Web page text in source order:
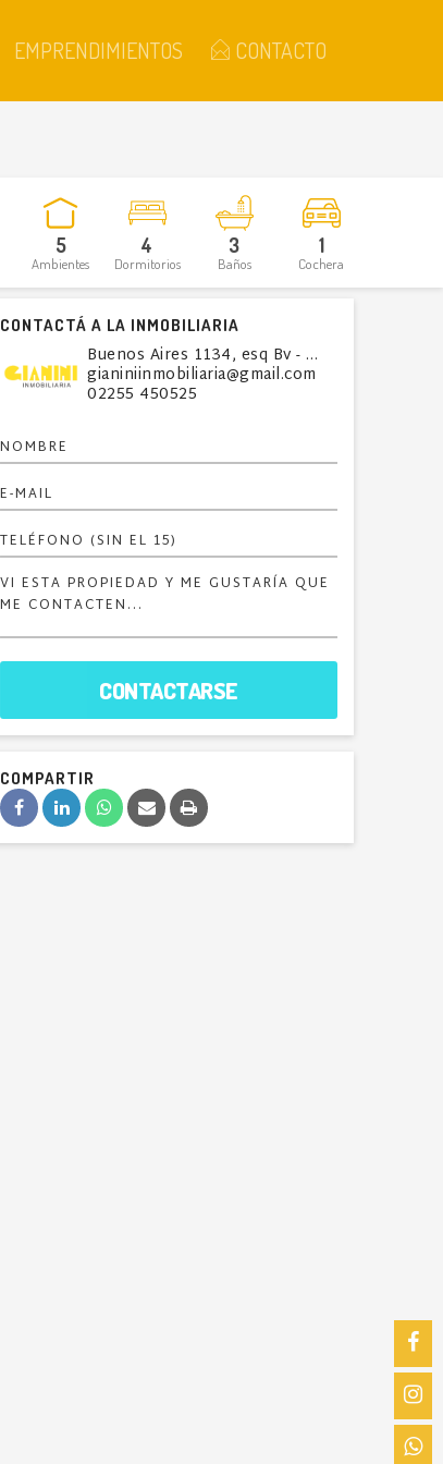
EMPRENDIMIENTOS CONTACTO
5
Ambientes
4
Dormitorios
3
Baños
1
Cochera
CONTACTÁ A LA INMOBILIARIA
Buenos Aires 1134, esq Bv - Villa Gesell
gianiniinmobiliaria@gmail.com
02255 450525
CONTACTARSE
COMPARTIR